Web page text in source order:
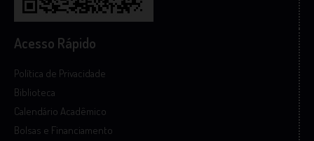
Acesso Rápido
Política de Privacidade
Biblioteca
Calendário Acadêmico
Bolsas e Financiamento